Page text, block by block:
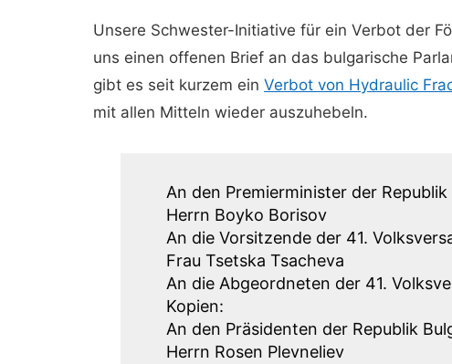
Unsere Schwester-Initiative für ein Verbot der
uns einen offenen Brief an das bulgarische
gibt es seit kurzem ein Verbot von Hydraulic
mit allen Mitteln wieder auszuhebeln.
An den Premierminister der Republik
Herrn Boyko Borisov
An die Vorsitzende der 41.
Frau Tsetska Tsacheva
An die Abgeordneten der 41.
Kopien:
An den Präsidenten der Republik
Herrn Rosen Plevneliev